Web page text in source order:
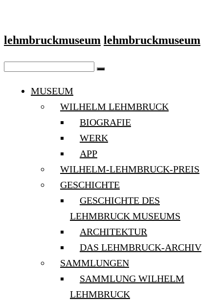
lehmbruckmuseum lehmbruckmuseum
MUSEUM
WILHELM LEHMBRUCK
BIOGRAFIE
WERK
APP
WILHELM-LEHMBRUCK-PREIS
GESCHICHTE
GESCHICHTE DES
LEHMBRUCK MUSEUMS
ARCHITEKTUR
DAS LEHMBRUCK-ARCHIV
SAMMLUNGEN
SAMMLUNG WILHELM
LEHMBRUCK